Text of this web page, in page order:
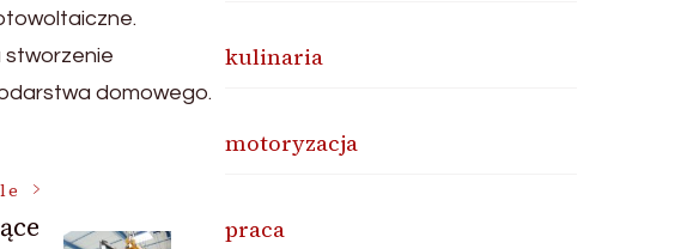
stworzenie
domowego.
kulinaria
motoryzacja
praca